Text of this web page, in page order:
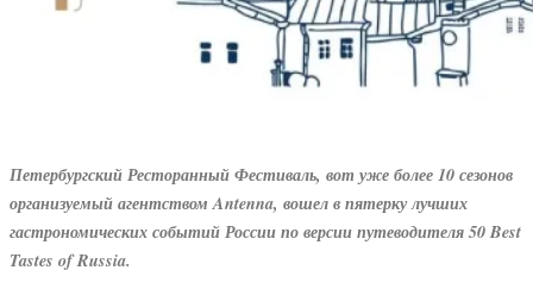
Петербургский Ресторанный Фестиваль, вот уже более 10 сезонов
организуемый агентством Antenna, вошел в пятерку лучших
гастрономических событий России по версии путеводителя 50 Best
Tastes of Russia.